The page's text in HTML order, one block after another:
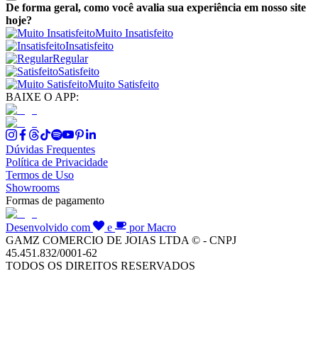
De forma geral, como você avalia sua experiência em nosso site
hoje?
Muito Insatisfeito
Insatisfeito
Regular
Satisfeito
Muito Satisfeito
BAIXE O APP:
Dúvidas Frequentes
Política de Privacidade
Termos de Uso
Showrooms
Formas de pagamento
Desenvolvido com e
por Macro
GAMZ COMERCIO DE JOIAS LTDA © - CNPJ
45.451.832/0001-62
TODOS OS DIREITOS RESERVADOS